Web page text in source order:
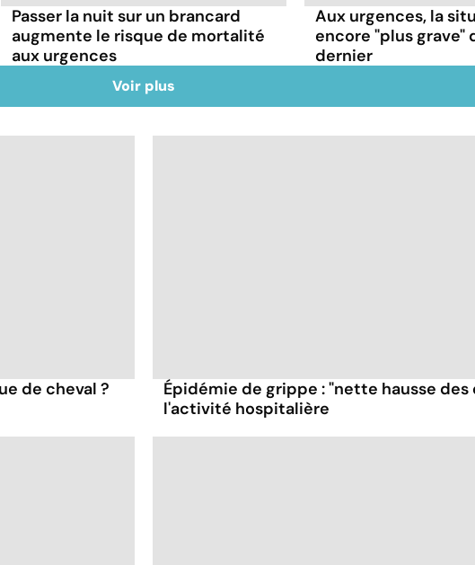
Passer la nuit sur un brancard
augmente le risque de mortalité
aux urgences
Aux urgences, la
encore "plus grave"
dernier
Voir plus
de cheval ?
Épidémie de grippe : "nette hausse des
l'activité hospitalière